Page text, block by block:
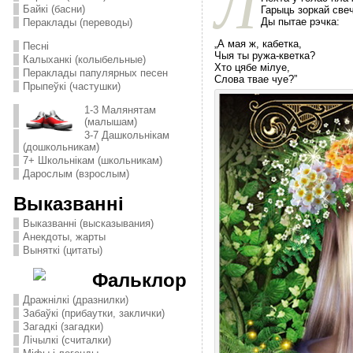
Байкі (басни)
Пераклады (переводы)
Песні
Калыханкі (колыбельные)
Пераклады папулярных песен
Прыпеўкі (частушки)
1-3 Малянятам
(малышам)
3-7 Дашкольнікам
(дошкольникам)
7+ Школьнікам (школьникам)
Дарослым (взрослым)
Выказванні
Выказванні (высказывания)
Анекдоты, жарты
Выняткі (цитаты)
Фальклор
Дражнілкі (дразнилки)
Забаўкі (прибаутки, заклички)
Загадкі (загадки)
Лічылкі (считалки)
Гарыць зоркай
Ды пытае рэчка:
„А мая ж, кабетка,
Чыя ты ружа-кветка?
Хто цябе мiлуе,
Слова твае чуе?”